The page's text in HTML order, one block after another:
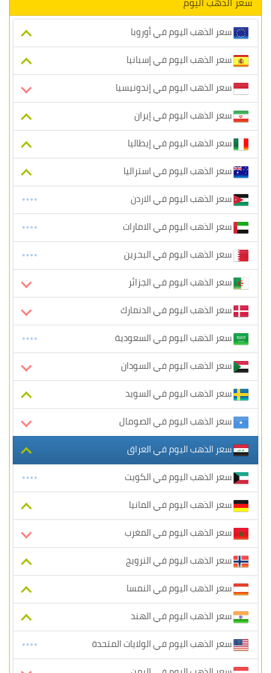
سعر الذهب اليوم في أوروبا
سعر الذهب اليوم في إسبانيا
سعر الذهب اليوم في إندونيسيا
سعر الذهب اليوم في إيران
سعر الذهب اليوم في إيطاليا
سعر الذهب اليوم في استراليا
سعر الذهب اليوم في الاردن
سعر الذهب اليوم في الامارات
سعر الذهب اليوم في البحرين
سعر الذهب اليوم في الجزائر
سعر الذهب اليوم في الدنمارك
سعر الذهب اليوم في السعودية
سعر الذهب اليوم في السودان
سعر الذهب اليوم في السويد
سعر الذهب اليوم في الصومال
سعر الذهب اليوم في العراق
سعر الذهب اليوم في الكويت
سعر الذهب اليوم في المانيا
سعر الذهب اليوم في المغرب
سعر الذهب اليوم في النرويج
سعر الذهب اليوم في النمسا
سعر الذهب اليوم في الهند
سعر الذهب اليوم في الولايات المتحدة